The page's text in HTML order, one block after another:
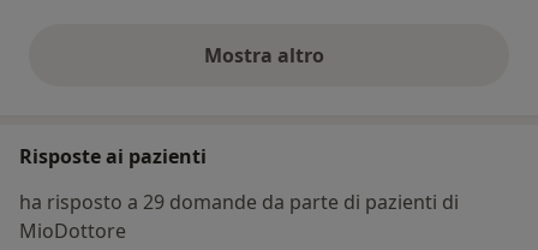
Mostra altroopinioni di cui sopra
Risposte ai pazienti
ha risposto a 29 domande da parte di pazienti di
MioDottore